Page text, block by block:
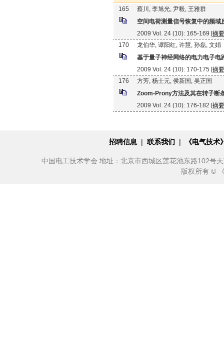
165
蔡川, 李旭光, 尹毅, 王雅群
空间电荷测量信号恢复中的频域
2009 Vol. 24 (10): 165-169 [摘要
170
龙伯华, 谭阳红, 许慧, 孙磊, 文娟
基于量子神经网络的电力电子电
2009 Vol. 24 (10): 170-175 [摘要
176
方芳, 杨士元, 侯新国, 吴正国
Zoom-Prony方法及其在转子断
2009 Vol. 24 (10): 176-182 [摘要
招聘信息 | 联系我们 | 《电气技
中国电工技术学会 地址：北京市西城区莲花池东路102号
版权所有 ©